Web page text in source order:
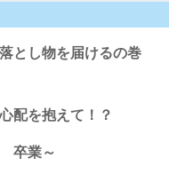
とし物を届けるの巻
配を抱えて！？
卒業～